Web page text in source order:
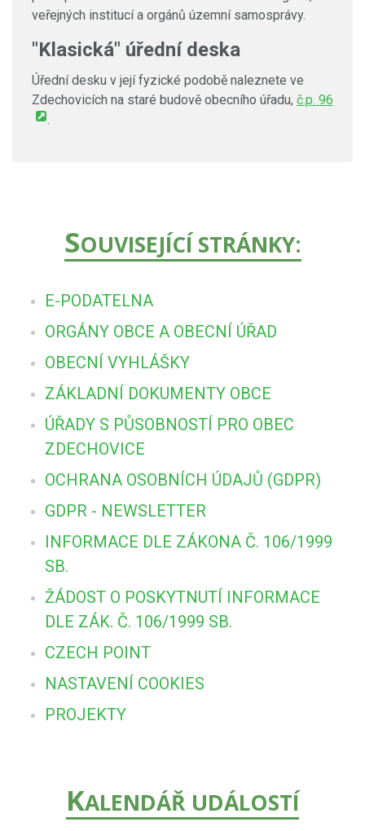
veřejných institucí a orgánů územní samosprávy.
"Klasická" úřední deska
Úřední desku v její fyzické podobě naleznete ve
Zdechovicích na staré budově obecního úřadu, č.p. 96
.
SOUVISEJÍCÍ STRÁNKY:
E-PODATELNA
ORGÁNY OBCE A OBECNÍ ÚŘAD
OBECNÍ VYHLÁŠKY
ZÁKLADNÍ DOKUMENTY OBCE
ÚŘADY S PŮSOBNOSTÍ PRO OBEC
ZDECHOVICE
OCHRANA OSOBNÍCH ÚDAJŮ (GDPR)
GDPR - NEWSLETTER
INFORMACE DLE ZÁKONA Č. 106/1999
SB.
ŽÁDOST O POSKYTNUTÍ INFORMACE
DLE ZÁK. Č. 106/1999 SB.
CZECH POINT
NASTAVENÍ COOKIES
PROJEKTY
KALENDÁŘ UDÁLOSTÍ